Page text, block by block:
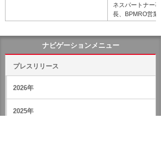
ネスパートナー
長、BPMRO営業
ナビゲーションメニュー
プレスリリース
2026年
2025年